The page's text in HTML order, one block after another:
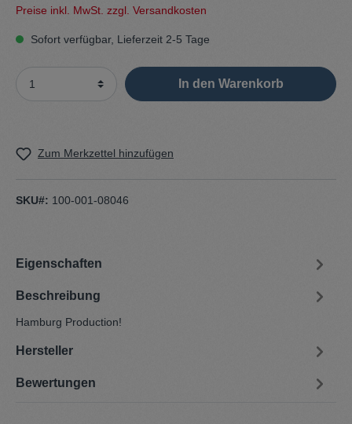
Preise inkl. MwSt. zzgl. Versandkosten
Sofort verfügbar, Lieferzeit 2-5 Tage
In den Warenkorb
Zum Merkzettel hinzufügen
SKU#: 100-001-08046
Eigenschaften
Beschreibung
Hamburg Production!
Hersteller
Bewertungen